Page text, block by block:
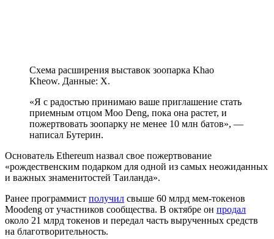
Схема расширения выставок зоопарка Khao
Kheow. Данные: X.
«Я с радостью принимаю ваше приглашение стать
приемным отцом Moo Deng, пока она растет, и
пожертвовать зоопарку не менее 10 млн батов», —
написал Бутерин.
Основатель Ethereum назвал свое пожертвование
«рождественским подарком для одной из самых неожиданных
и важных знаменитостей Таиланда».
Ранее программист получил свыше 60 млрд мем-токенов
Moodeng от участников сообщества. В октябре он продал
около 21 млрд токенов и передал часть вырученных средств
на благотворительность.